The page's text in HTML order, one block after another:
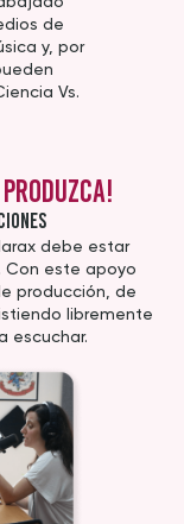
de
y, por
Vs.
produzca!
debe estar
Con este apoyo
producción, de
libremente
escuchar.